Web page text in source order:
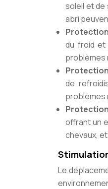
soleil et de
abri
du froid et
problèmes
de
offrant un
chevaux,
Le